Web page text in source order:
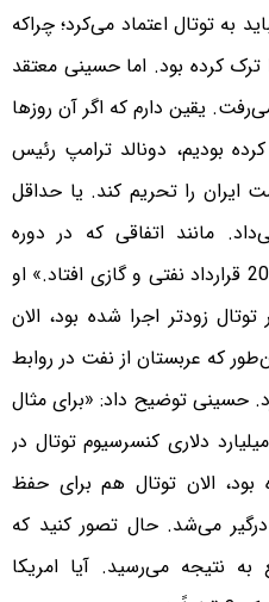
به توتال اعتماد می‌کرد؛ چراکه
ترک کرده بود. اما حسینی معتقد
یقین دارم که اگر آن روزها
بودیم، دونالد ترامپ رئیس
ایران را تحریم کند. یا حداقل
مانند اتفاقی که در دوره
قراردادهای بیع متقابل با امضای 20 قرارداد نفتی و گازی افتاد.» او
زودتر اجرا شده بود، الان
که عربستان از نفت در روابط
حسینی توضیح داد: «برای مثال
اگر 50 درصد از سرمایه‌گذاری 5 میلیارد دلاری کنسرسیوم توتال در
بود، الان توتال هم برای حفظ
درگیر می‌شد. حال تصور کنید که
به نتیجه می‌رسید. آیا امریکا